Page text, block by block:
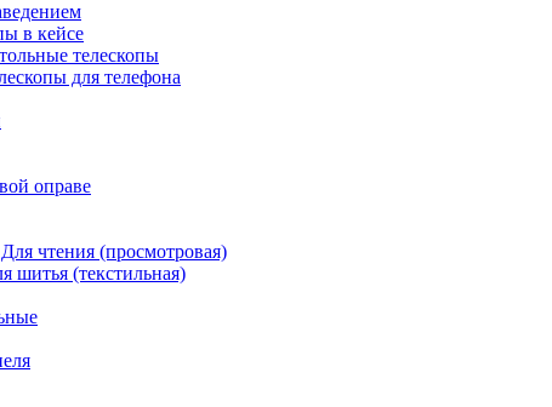
в кейсе
телескопы
для телефона
оправе
Для чтения (просмотровая)
шитья (текстильная)